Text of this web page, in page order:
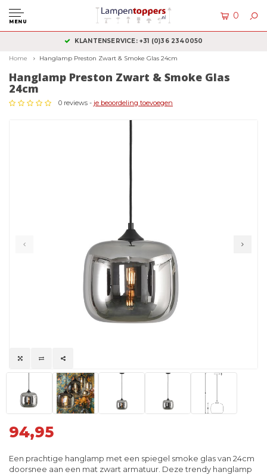
MENU
0
KLANTENSERVICE: +31 (0)36 2340050
Home Hanglamp Preston Zwart & Smoke Glas 24cm
Hanglamp Preston Zwart & Smoke Glas
24cm
0 reviews - je beoordeling toevoegen
94,95
Een prachtige hanglamp met een spiegel smoke glas van 24cm
doorsnee aan een mat zwart armatuur. Deze trendy hanglamp